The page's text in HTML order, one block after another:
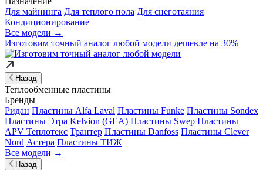
Для майнинга Для теплого пола Для снеготаяния
Кондиционирование
Все модели →
Изготовим точный аналог любой модели дешевле на 30%
Назад
Теплообменные пластины
Бренды
Ридан Пластины Alfa Laval Пластины Funke Пластины Sondex
Пластины Этра Kelvion (GEA) Пластины Swep Пластины
APV Теплотекс Трантер Пластины Danfoss Пластины Clever
Nord Астера Пластины ТИЖ
Все модели →
Назад